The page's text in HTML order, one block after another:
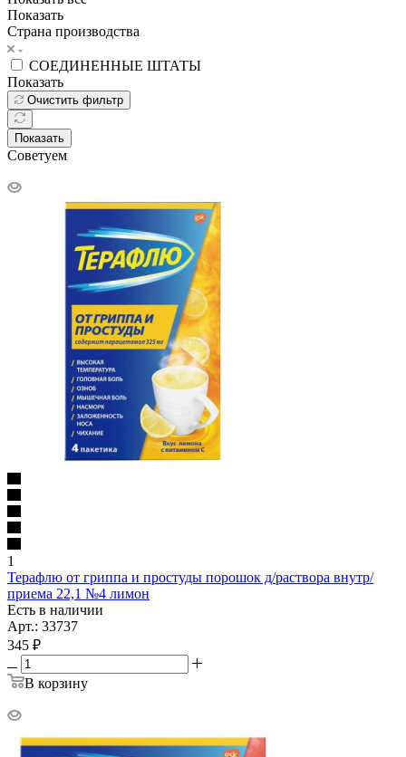
Показать
Страна производства
СОЕДИНЕННЫЕ ШТАТЫ
Показать
Очистить фильтр
Показать
Советуем
1
Терафлю от гриппа и простуды порошок д/раствора внутр/
приема 22,1 №4 лимон
Есть в наличии
Арт.: 33737
345 ₽
В корзину